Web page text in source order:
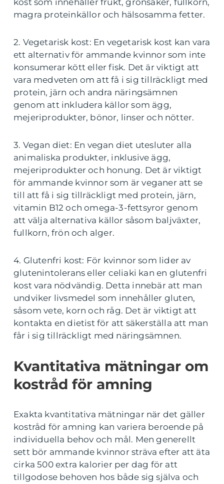
kost som innehåller frukt, grönsaker, fullkorn,
magra proteinkällor och hälsosamma fetter.
2. Vegetarisk kost: En vegetarisk kost kan vara
ett alternativ för ammande kvinnor som inte
konsumerar kött eller fisk. Det är viktigt att
vara medveten om att få i sig tillräckligt med
protein, järn och andra näringsämnen
genom att inkludera källor som ägg,
mejeriprodukter, bönor, linser och nötter.
3. Vegan diet: En vegan diet utesluter alla
animaliska produkter, inklusive ägg,
mejeriprodukter och honung. Det är viktigt
för ammande kvinnor som är veganer att se
till att få i sig tillräckligt med protein, järn,
vitamin B12 och omega-3-fettsyror genom
att välja alternativa källor såsom baljväxter,
fullkorn, frön och alger.
4. Glutenfri kost: För kvinnor som lider av
glutenintolerans eller celiaki kan en glutenfri
kost vara nödvändig. Detta innebär att man
undviker livsmedel som innehåller gluten,
såsom vete, korn och råg. Det är viktigt att
kontakta en dietist för att säkerställa att man
får i sig tillräckligt med näringsämnen.
Kvantitativa mätningar om
kostråd för amning
Exakta kvantitativa mätningar när det gäller
kostråd för amning kan variera beroende på
individuella behov och mål. Men generellt
sett bör ammande kvinnor sträva efter att äta
cirka 500 extra kalorier per dag för att
tillgodose behoven hos både sig själva och